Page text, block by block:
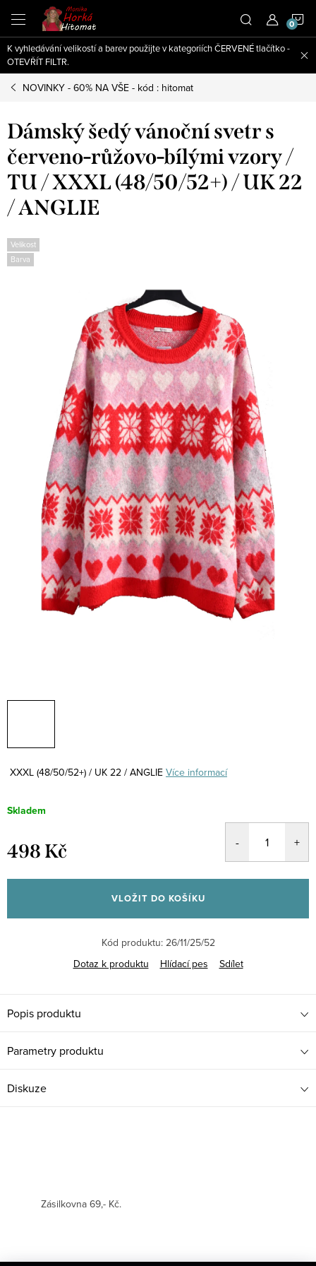
obsah
K vyhledávání velikostí a barev použijte v kategoriích ČERVENÉ tlačítko -
OTEVŘÍT FILTR.
NOVINKY - 60% NA VŠE - kód : hitomat
Dámský šedý vánoční svetr s
červeno-růžovo-bílými vzory /
TU / XXXL (48/50/52+) / UK 22
/ ANGLIE
Velikost
Barva
XXXL (48/50/52+) / UK 22 / ANGLIE Více informací
Skladem
498 Kč
cena:
VLOŽIT DO KOŠÍKU
Kód produktu: 26/11/25/52
Dotaz k produktu
Hlídací pes Sdílet
Popis produktu
Parametry produktu
Diskuze
Zásilkovna 69,- Kč.